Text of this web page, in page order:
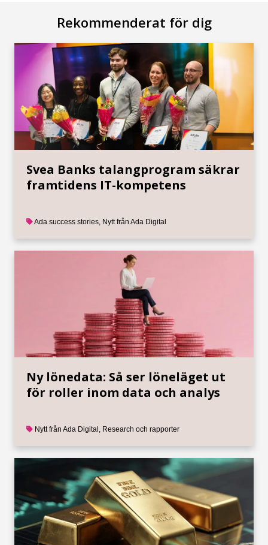
Rekommenderat för dig
Svea Banks talangprogram säkrar
framtidens IT-kompetens
Ada success stories, Nytt från Ada Digital
Ny lönedata: Så ser löneläget ut
för roller inom data och analys
Nytt från Ada Digital Research och rapporter